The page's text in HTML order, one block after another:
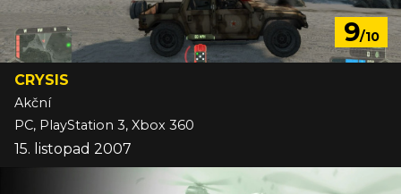
9/10
CRYSIS
Akční
PC, PlayStation 3, Xbox 360
15. listopad 2007